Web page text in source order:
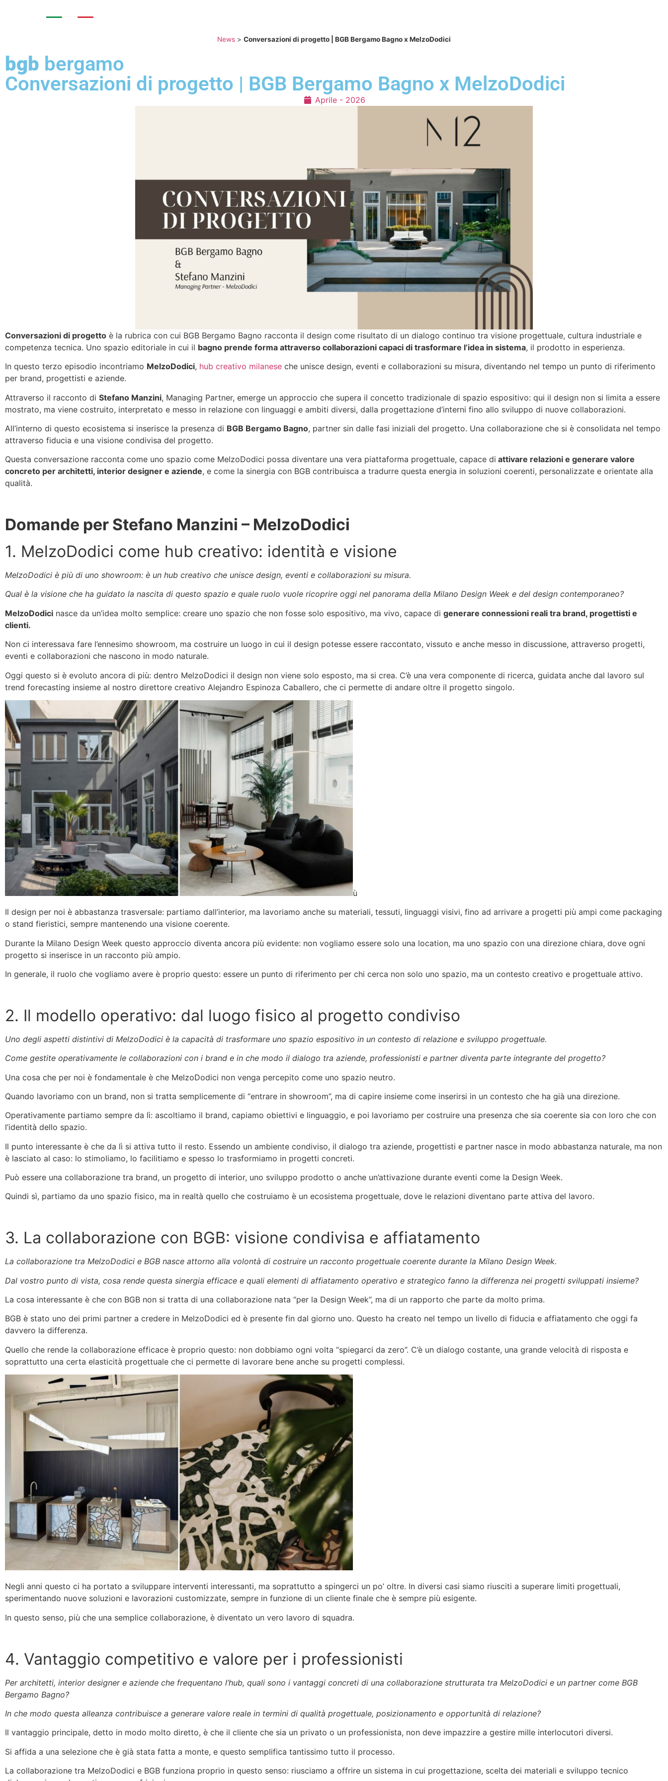
News > Conversazioni di progetto | BGB Bergamo Bagno x MelzoDodici
bgb bergamo
Conversazioni di progetto | BGB Bergamo Bagno x MelzoDodici
Aprile - 2026
Conversazioni di progetto è la rubrica con cui BGB Bergamo Bagno racconta il design come risultato di un dialogo continuo tra visione progettuale, cultura industriale e
competenza tecnica. Uno spazio editoriale in cui il bagno prende forma attraverso collaborazioni capaci di trasformare l’idea in sistema, il prodotto in esperienza.
In questo terzo episodio incontriamo MelzoDodici, hub creativo milanese che unisce design, eventi e collaborazioni su misura, diventando nel tempo un punto di riferimento
per brand, progettisti e aziende.
Attraverso il racconto di Stefano Manzini, Managing Partner, emerge un approccio che supera il concetto tradizionale di spazio espositivo: qui il design non si limita a essere
mostrato, ma viene costruito, interpretato e messo in relazione con linguaggi e ambiti diversi, dalla progettazione d’interni fino allo sviluppo di nuove collaborazioni.
All’interno di questo ecosistema si inserisce la presenza di BGB Bergamo Bagno, partner sin dalle fasi iniziali del progetto. Una collaborazione che si è consolidata nel tempo
attraverso fiducia e una visione condivisa del progetto.
Questa conversazione racconta come uno spazio come MelzoDodici possa diventare una vera piattaforma progettuale, capace di attivare relazioni e generare valore
concreto per architetti, interior designer e aziende, e come la sinergia con BGB contribuisca a tradurre questa energia in soluzioni coerenti, personalizzate e orientate alla
qualità.
Domande per Stefano Manzini – MelzoDodici
1. MelzoDodici come hub creativo: identità e visione
MelzoDodici è più di uno showroom: è un hub creativo che unisce design, eventi e collaborazioni su misura.
Qual è la visione che ha guidato la nascita di questo spazio e quale ruolo vuole ricoprire oggi nel panorama della Milano Design Week e del design contemporaneo?
MelzoDodici nasce da un’idea molto semplice: creare uno spazio che non fosse solo espositivo, ma vivo, capace di generare connessioni reali tra brand, progettisti e
clienti.
Non ci interessava fare l’ennesimo showroom, ma costruire un luogo in cui il design potesse essere raccontato, vissuto e anche messo in discussione, attraverso progetti,
eventi e collaborazioni che nascono in modo naturale.
Oggi questo si è evoluto ancora di più: dentro MelzoDodici il design non viene solo esposto, ma si crea. C’è una vera componente di ricerca, guidata anche dal lavoro sul
trend forecasting insieme al nostro direttore creativo Alejandro Espinoza Caballero, che ci permette di andare oltre il progetto singolo.
ù
Il design per noi è abbastanza trasversale: partiamo dall’interior, ma lavoriamo anche su materiali, tessuti, linguaggi visivi, fino ad arrivare a progetti più ampi come packaging
o stand fieristici, sempre mantenendo una visione coerente.
Durante la Milano Design Week questo approccio diventa ancora più evidente: non vogliamo essere solo una location, ma uno spazio con una direzione chiara, dove ogni
progetto si inserisce in un racconto più ampio.
In generale, il ruolo che vogliamo avere è proprio questo: essere un punto di riferimento per chi cerca non solo uno spazio, ma un contesto creativo e progettuale attivo.
2. Il modello operativo: dal luogo fisico al progetto condiviso
Uno degli aspetti distintivi di MelzoDodici è la capacità di trasformare uno spazio espositivo in un contesto di relazione e sviluppo progettuale.
Come gestite operativamente le collaborazioni con i brand e in che modo il dialogo tra aziende, professionisti e partner diventa parte integrante del progetto?
Una cosa che per noi è fondamentale è che MelzoDodici non venga percepito come uno spazio neutro.
Quando lavoriamo con un brand, non si tratta semplicemente di “entrare in showroom”, ma di capire insieme come inserirsi in un contesto che ha già una direzione.
Operativamente partiamo sempre da lì: ascoltiamo il brand, capiamo obiettivi e linguaggio, e poi lavoriamo per costruire una presenza che sia coerente sia con loro che con
l’identità dello spazio.
Il punto interessante è che da lì si attiva tutto il resto. Essendo un ambiente condiviso, il dialogo tra aziende, progettisti e partner nasce in modo abbastanza naturale, ma non
è lasciato al caso: lo stimoliamo, lo facilitiamo e spesso lo trasformiamo in progetti concreti.
Può essere una collaborazione tra brand, un progetto di interior, uno sviluppo prodotto o anche un’attivazione durante eventi come la Design Week.
Quindi sì, partiamo da uno spazio fisico, ma in realtà quello che costruiamo è un ecosistema progettuale, dove le relazioni diventano parte attiva del lavoro.
3. La collaborazione con BGB: visione condivisa e affiatamento
La collaborazione tra MelzoDodici e BGB nasce attorno alla volontà di costruire un racconto progettuale coerente durante la Milano Design Week.
Dal vostro punto di vista, cosa rende questa sinergia efficace e quali elementi di affiatamento operativo e strategico fanno la differenza nei progetti sviluppati insieme?
La cosa interessante è che con BGB non si tratta di una collaborazione nata “per la Design Week”, ma di un rapporto che parte da molto prima.
BGB è stato uno dei primi partner a credere in MelzoDodici ed è presente fin dal giorno uno. Questo ha creato nel tempo un livello di fiducia e affiatamento che oggi fa
davvero la differenza.
Quello che rende la collaborazione efficace è proprio questo: non dobbiamo ogni volta “spiegarci da zero”. C’è un dialogo costante, una grande velocità di risposta e
soprattutto una certa elasticità progettuale che ci permette di lavorare bene anche su progetti complessi.
Negli anni questo ci ha portato a sviluppare interventi interessanti, ma soprattutto a spingerci un po’ oltre. In diversi casi siamo riusciti a superare limiti progettuali,
sperimentando nuove soluzioni e lavorazioni customizzate, sempre in funzione di un cliente finale che è sempre più esigente.
In questo senso, più che una semplice collaborazione, è diventato un vero lavoro di squadra.
4. Vantaggio competitivo e valore per i professionisti
Per architetti, interior designer e aziende che frequentano l’hub, quali sono i vantaggi concreti di una collaborazione strutturata tra MelzoDodici e un partner come BGB
Bergamo Bagno?
In che modo questa alleanza contribuisce a generare valore reale in termini di qualità progettuale, posizionamento e opportunità di relazione?
Il vantaggio principale, detto in modo molto diretto, è che il cliente che sia un privato o un professionista, non deve impazzire a gestire mille interlocutori diversi.
Si affida a una selezione che è già stata fatta a monte, e questo semplifica tantissimo tutto il processo.
La collaborazione tra MelzoDodici e BGB funziona proprio in questo senso: riusciamo a offrire un sistema in cui progettazione, scelta dei materiali e sviluppo tecnico